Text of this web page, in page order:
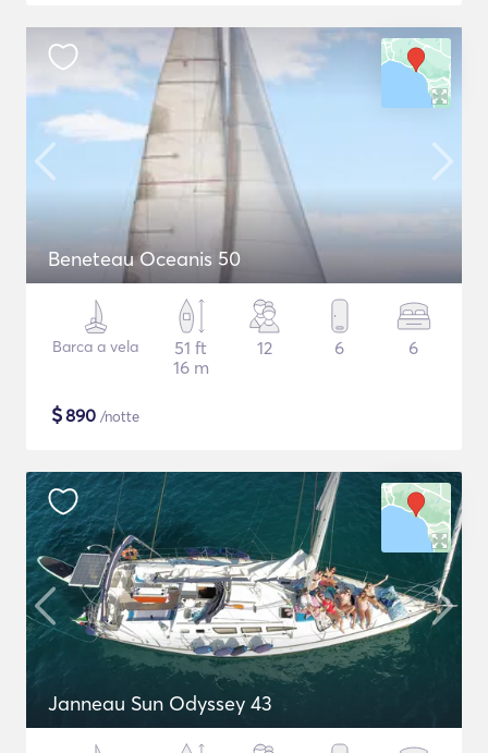
Beneteau Oceanis 50
Barca a vela
51 ft
16 m
12 6 6
$890 /notte
Janneau Sun Odyssey 43